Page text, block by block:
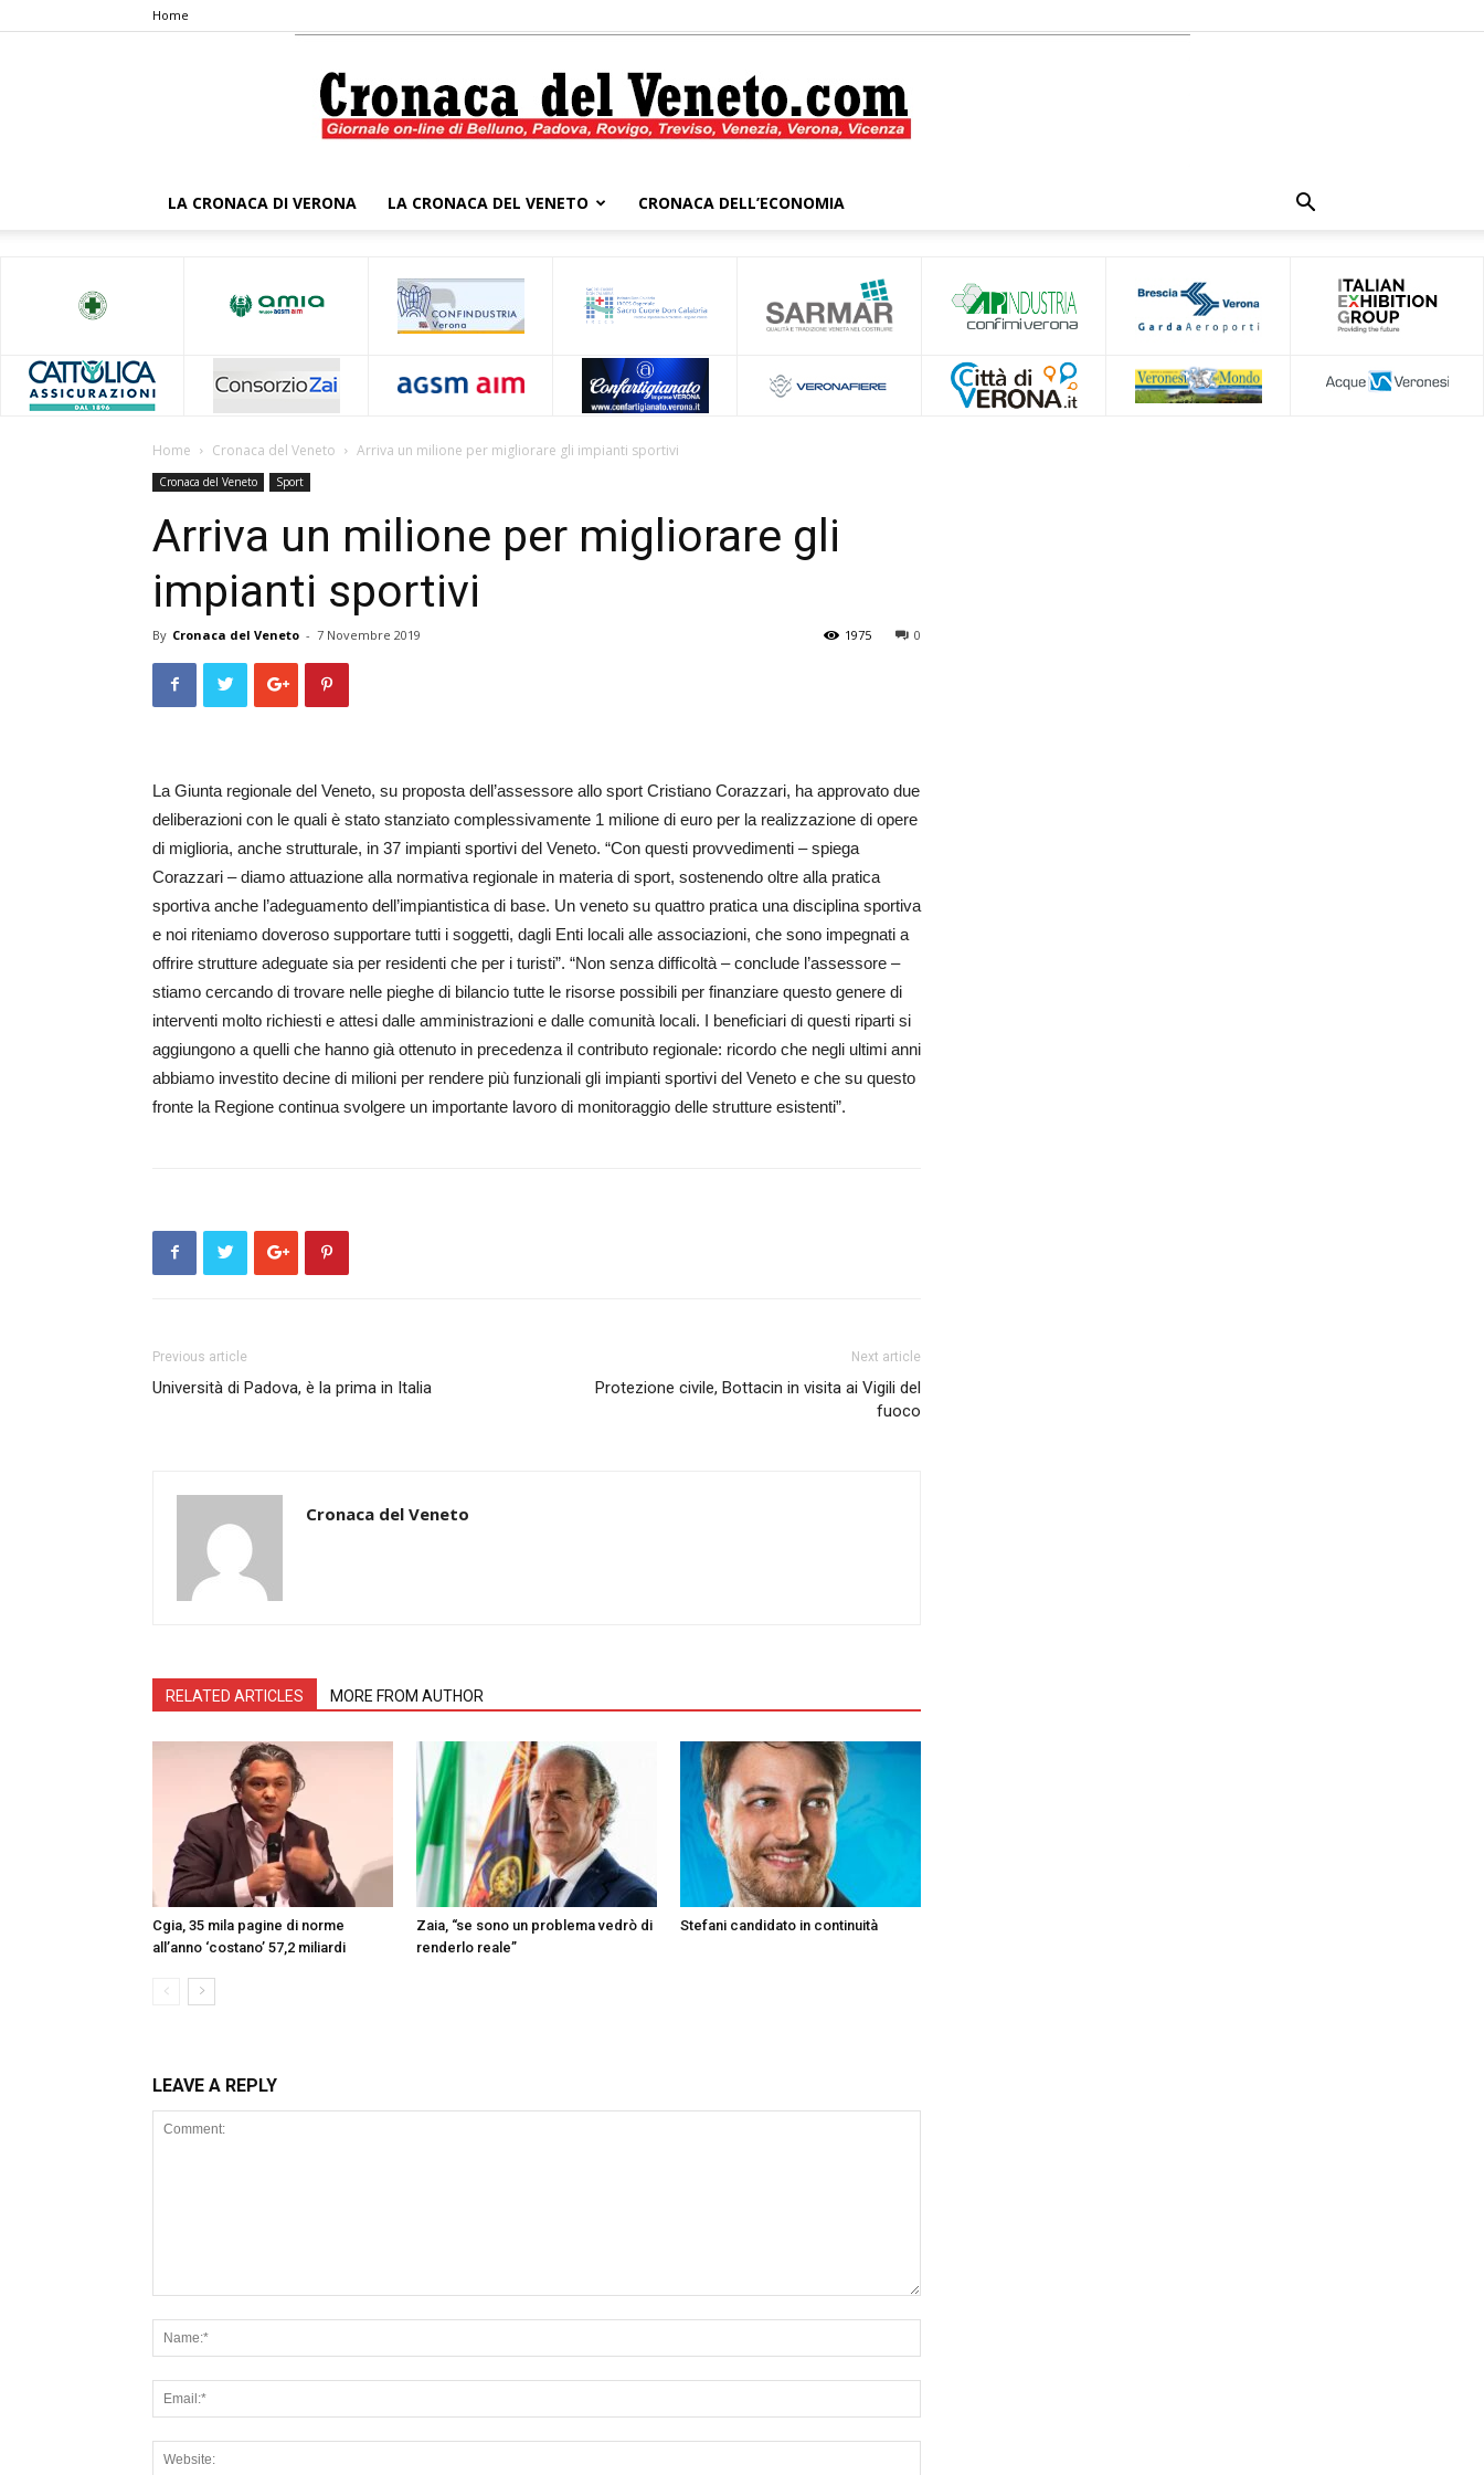
Home
Veneto
LA CRONACA DI VERONA LA CRONACA DEL VENETO CRONACA DELL’ECONOMIA
Home Cronaca del Veneto Arriva un milione per migliorare gli impianti sportivi
Cronaca del Veneto Sport
Arriva un milione per migliorare gli
impianti sportivi
By Cronaca del Veneto - 7 Novembre 2019 0
1975
La Giunta regionale del Veneto, su proposta dell’assessore allo sport Cristiano Corazzari, ha approvato due
deliberazioni con le quali è stato stanziato complessivamente 1 milione di euro per la realizzazione di opere
di miglioria, anche strutturale, in 37 impianti sportivi del Veneto. “Con questi provvedimenti – spiega
Corazzari – diamo attuazione alla normativa regionale in materia di sport, sostenendo oltre alla pratica
sportiva anche l’adeguamento dell’impiantistica di base. Un veneto su quattro pratica una disciplina sportiva
e noi riteniamo doveroso supportare tutti i soggetti, dagli Enti locali alle associazioni, che sono impegnati a
offrire strutture adeguate sia per residenti che per i turisti”. “Non senza difficoltà – conclude l’assessore –
stiamo cercando di trovare nelle pieghe di bilancio tutte le risorse possibili per finanziare questo genere di
interventi molto richiesti e attesi dalle amministrazioni e dalle comunità locali. I beneficiari di questi riparti si
aggiungono a quelli che hanno già ottenuto in precedenza il contributo regionale: ricordo che negli ultimi anni
abbiamo investito decine di milioni per rendere più funzionali gli impianti sportivi del Veneto e che su questo
fronte la Regione continua svolgere un importante lavoro di monitoraggio delle strutture esistenti”.
Previous article
Università di Padova, è la prima in Italia
Next article
Protezione civile, Bottacin in visita ai Vigili del
fuoco
Cronaca del Veneto
RELATED ARTICLES MORE FROM AUTHOR
Cgia, 35 mila pagine di norme
all’anno ‘costano’ 57,2 miliardi
Zaia, “se sono un problema vedrò di
renderlo reale”
Stefani candidato in continuità
LEAVE A REPLY